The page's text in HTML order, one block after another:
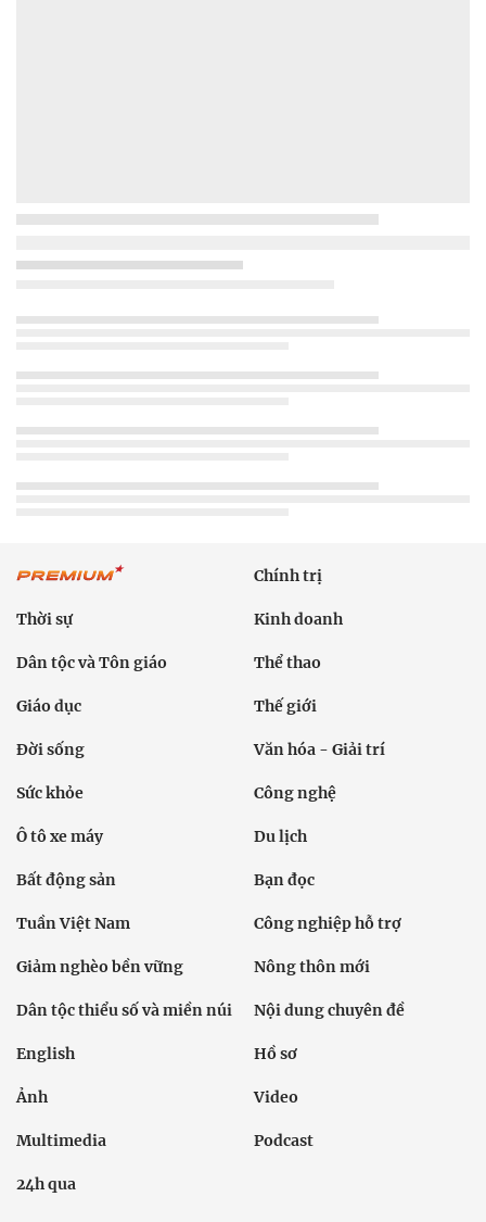
Chính trị
Thời sự Kinh doanh
Dân tộc và Tôn giáo Thể thao
Giáo dục Thế giới
Đời sống Văn hóa - Giải trí
Sức khỏe Công nghệ
Ô tô xe máy Du lịch
Bất động sản Bạn đọc
Tuần Việt Nam Công nghiệp hỗ trợ
Giảm nghèo bền vững Nông thôn mới
Dân tộc thiểu số và miền núi Nội dung chuyên đề
English Hồ sơ
Ảnh Video
Multimedia Podcast
24h qua